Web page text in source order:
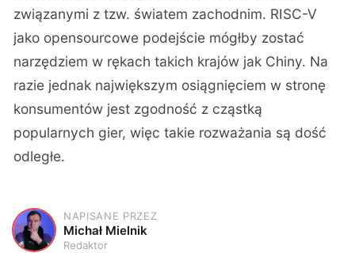
związanymi z tzw. światem zachodnim. RISC-V
jako opensourcowe podejście mógłby zostać
narzędziem w rękach takich krajów jak Chiny. Na
razie jednak największym osiągnięciem w stronę
konsumentów jest zgodność z cząstką
popularnych gier, więc takie rozważania są dość
odległe.
M
NAPISANE PRZEZ
Michał Mielnik
Redaktor